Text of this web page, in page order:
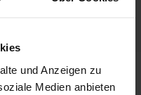
und Anzeigen zu
Medien anbieten